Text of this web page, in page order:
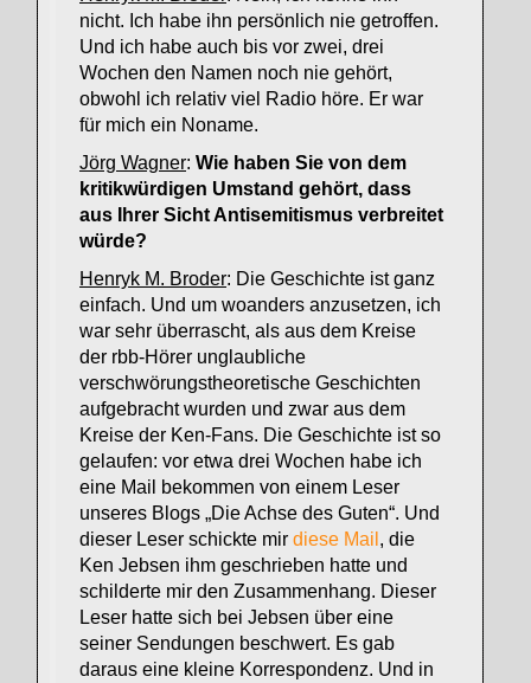
nicht. Ich habe ihn persönlich nie getroffen.
Und ich habe auch bis vor zwei, drei
Wochen den Namen noch nie gehört,
obwohl ich relativ viel Radio höre. Er war
für mich ein Noname.
Jörg Wagner: Wie haben Sie von dem
kritikwürdigen Umstand gehört, dass
aus Ihrer Sicht Antisemitismus verbreitet
würde?
Henryk M. Broder: Die Geschichte ist ganz
einfach. Und um woanders anzusetzen, ich
war sehr überrascht, als aus dem Kreise
der rbb-Hörer unglaubliche
verschwörungstheoretische Geschichten
aufgebracht wurden und zwar aus dem
Kreise der Ken-Fans. Die Geschichte ist so
gelaufen: vor etwa drei Wochen habe ich
eine Mail bekommen von einem Leser
unseres Blogs „Die Achse des Guten“. Und
dieser Leser schickte mir diese Mail , die
Ken Jebsen ihm geschrieben hatte und
schilderte mir den Zusammenhang. Dieser
Leser hatte sich bei Jebsen über eine
seiner Sendungen beschwert. Es gab
daraus eine kleine Korrespondenz. Und in